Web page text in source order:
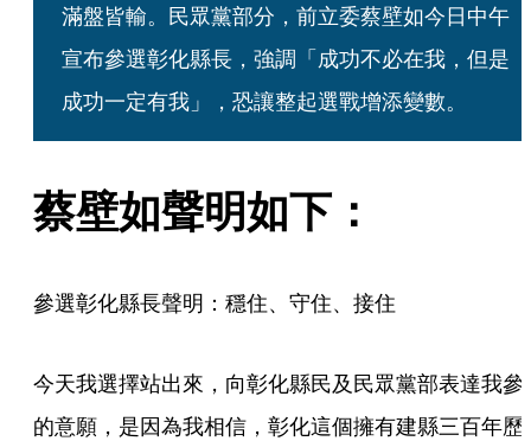
滿盤皆輸。民眾黨部分，前立委蔡壁如今日中午
宣布參選彰化縣長，強調「成功不必在我，但是
成功一定有我」，恐讓整起選戰增添變數。
蔡壁如聲明如下：
參選彰化縣長聲明：穩住、守住、接住
今天我選擇站出來，向彰化縣民及民眾黨部表達我參
的意願，是因為我相信，彰化這個擁有建縣三百年歷